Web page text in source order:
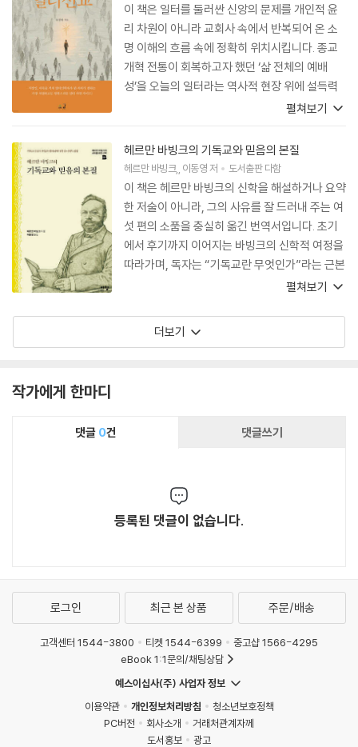
이 책은 일터를 둘러싼 신앙의 문제를 개인적 윤
리 차원이 아니라 교회사 속에서 반복되어 온 소
명 이해의 흐름 속에 정확히 위치시킵니다. 종교
개혁 전통이 회복하고자 했던 ‘삶 전체의 예배
성’을 오늘의 일터라는 역사적 현장 위에 설득력
있게 재현합니다. 성경과 역사, 그리고 현대 사회
신학적 유산의 현대적 전개임을 분명히 보여줍니
다. 특히 성속 이원론을 넘어서는 논의는 개혁신
학이 지닌 공공성과 문화적 책임을 다시금 환기합
니다. 역사를 성찰하는 신학자의 눈으로 볼 때, 이
책은 오늘의 교회가 어디에서 길을 잃었고 어디로
나아가야 하는지를 차분히 가르쳐 주기에 적극 추
천합니다.
펼쳐보기
헤르만 바빙크의 기독교와 믿음의 본질
헤르만 바빙크 이동영저 도서출판 다함
이 책은 헤르만 바빙크의 신학을 해설하거나 요약
한 저술이 아니라, 그의 사유를 잘 드러내 주는 여
섯 편의 소품을 충실히 옮긴 번역서입니다. 초기
에서 후기까지 이어지는 바빙크의 신학적 여정을
따라가며, 독자는 “기독교란 무엇인가”라는 근본
질문 앞에 다시 서게 됩니다. 네덜란드 개혁신학
언어적 번역을 넘어, 전통에 대한 깊은 이해와 사
상사적 통찰에 근거한 신학적 작업입니다. 그의
깊이 성찰하게 합니다. 이 번역서는 개혁파 신학
다시 묻고자 하는 이들에게, 이 책은 신뢰할 수 있
는 안내서가 될 것입니다.
펼쳐보기
더보기
작가에게 한마디
댓글 0건 댓글쓰기
등록된 댓글이 없습니다.
로그인 최근 본 상품 주문/배송
고객센터 1544-3800 티켓 1544-6399
중고샵 1566-4295
eBook 1:1문의/채팅상담
예스이십사(주) 사업자 정보
이용약관
개인정보처리방침
청소년보호정책
PC버전
회사소개
거래처관계자께
도서홍보
광고